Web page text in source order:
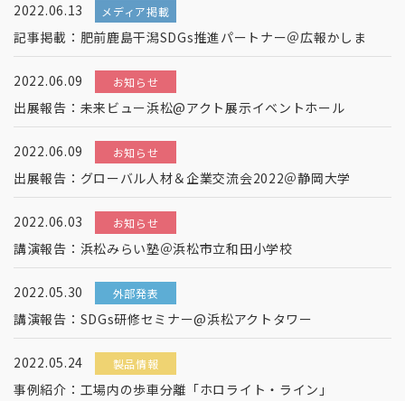
2022.06.13 メディア掲載
記事掲載：肥前鹿島干潟SDGs推進パートナー＠広報かしま
2022.06.09 お知らせ
出展報告：未来ビュー浜松@アクト展示イベントホール
2022.06.09 お知らせ
出展報告：グローバル人材＆企業交流会2022＠静岡大学
2022.06.03 お知らせ
講演報告：浜松みらい塾＠浜松市立和田小学校
2022.05.30 外部発表
講演報告：SDGs研修セミナー@浜松アクトタワー
2022.05.24 製品情報
事例紹介：工場内の歩車分離「ホロライト・ライン」